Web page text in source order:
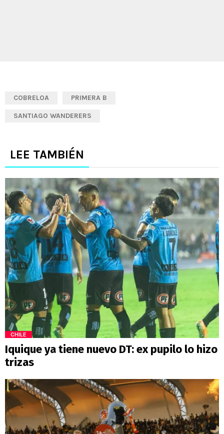
COBRELOA PRIMERA B
SANTIAGO WANDERERS
LEE TAMBIÉN
CHILE
Iquique ya tiene nuevo DT: ex pupilo lo hizo
trizas